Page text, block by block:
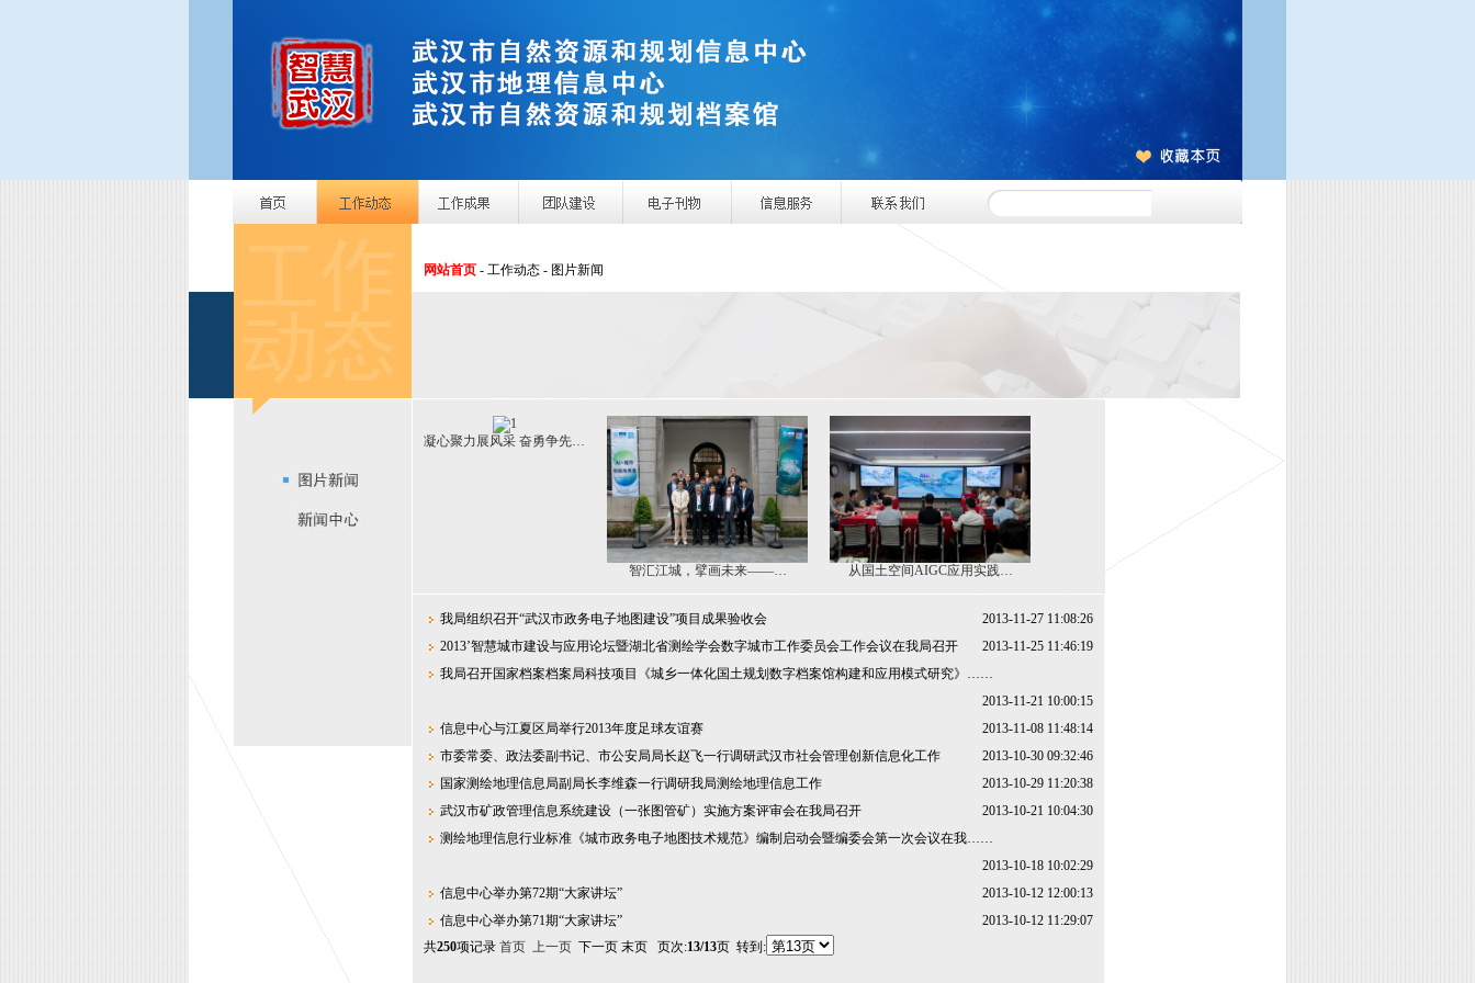
网站首页 - 工作动态 - 图片新闻
凝心聚力展风采 奋勇争先…
智汇江城，擘画未来——… 从国土空间AIGC应用实践…
我局组织召开“武汉市政务电子地图建设”项目成果验收会
2013-11-27 11:08:26
2013’智慧城市建设与应用论坛暨湖北省测绘学会数字城市工作委员会工作会议在我局召开
2013-11-25 11:46:19
我局召开国家档案档案局科技项目《城乡一体化国土规划数字档案馆构建和应用模式研究》……
2013-11-21 10:00:15
信息中心与江夏区局举行2013年度足球友谊赛
2013-11-08 11:48:14
市委常委、政法委副书记、市公安局局长赵飞一行调研武汉市社会管理创新信息化工作
2013-10-30 09:32:46
国家测绘地理信息局副局长李维森一行调研我局测绘地理信息工作
2013-10-29 11:20:38
武汉市矿政管理信息系统建设（一张图管矿）实施方案评审会在我局召开
2013-10-21 10:04:30
测绘地理信息行业标准《城市政务电子地图技术规范》编制启动会暨编委会第一次会议在我……
2013-10-18 10:02:29
信息中心举办第72期“大家讲坛”
2013-10-12 12:00:13
信息中心举办第71期“大家讲坛”
2013-10-12 11:29:07
共250项记录 首页 上一页 下一页 末页 页次:13/13页 转到: